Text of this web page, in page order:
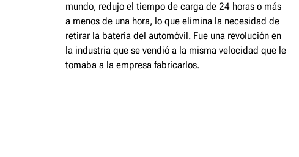
mundo, redujo el tiempo de carga de 24 horas o más
a menos de una hora, lo que elimina la necesidad de
retirar la batería del automóvil. Fue una revolución en
la industria que se vendió a la misma velocidad que le
tomaba a la empresa fabricarlos.